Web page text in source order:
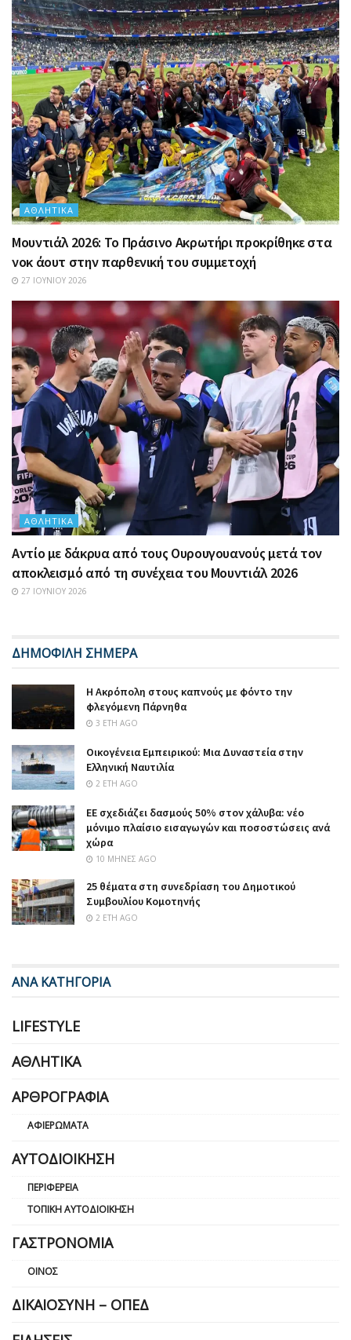
ΑΘΛΗΤΙΚΆ
Μουντιάλ 2026: Το Πράσινο Ακρωτήρι προκρίθηκε στα
νοκ άουτ στην παρθενική του συμμετοχή
27 ΙΟΥΝΊΟΥ 2026
ΑΘΛΗΤΙΚΆ
Αντίο με δάκρυα από τους Ουρουγουανούς μετά τον
αποκλεισμό από τη συνέχεια του Μουντιάλ 2026
27 ΙΟΥΝΊΟΥ 2026
ΔΗΜΟΦΙΛΗ ΣΗΜΕΡΑ
Η Ακρόπολη στους καπνούς με φόντο την
φλεγόμενη Πάρνηθα
3 ΈΤΗ AGO
Οικογένεια Εμπειρικού: Μια Δυναστεία στην
Ελληνική Ναυτιλία
2 ΈΤΗ AGO
ΕΕ σχεδιάζει δασμούς 50% στον χάλυβα: νέο
μόνιμο πλαίσιο εισαγωγών και ποσοστώσεις ανά
χώρα
10 ΜΉΝΕΣ AGO
25 θέματα στη συνεδρίαση του Δημοτικού
Συμβουλίου Κομοτηνής
2 ΈΤΗ AGO
ΑΝΑ ΚΑΤΗΓΟΡΙΑ
LIFESTYLE
ΑΘΛΗΤΙΚΆ
ΑΡΘΡΟΓΡΑΦΊΑ
ΑΦΙΕΡΏΜΑΤΑ
ΑΥΤΟΔΙΟΊΚΗΣΗ
ΠΕΡΙΦΈΡΕΙΑ
ΤΟΠΙΚΉ ΑΥΤΟΔΙΟΊΚΗΣΗ
ΓΑΣΤΡΟΝΟΜΊΑ
ΟΊΝΟΣ
ΔΙΚΑΙΟΣΎΝΗ – ΟΠΕΔ